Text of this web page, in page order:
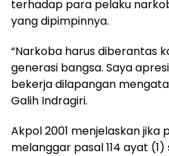
terhadap para pelaku
yang dipimpinnya.
“Narkoba harus diberantas
generasi bangsa. Saya
bekerja dilapangan
Galih Indragiri.
Akpol 2001 menjelaskan jika
melanggar pasal 114 ayat (1)